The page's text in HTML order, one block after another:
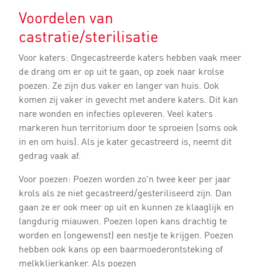
Voordelen van
castratie/sterilisatie
Voor katers: Ongecastreerde katers hebben vaak meer
de drang om er op uit te gaan, op zoek naar krolse
poezen. Ze zijn dus vaker en langer van huis. Ook
komen zij vaker in gevecht met andere katers. Dit kan
nare wonden en infecties opleveren. Veel katers
markeren hun territorium door te sproeien (soms ook
in en om huis). Als je kater gecastreerd is, neemt dit
gedrag vaak af.
Voor poezen: Poezen worden zo'n twee keer per jaar
krols als ze niet gecastreerd/gesteriliseerd zijn. Dan
gaan ze er ook meer op uit en kunnen ze klaaglijk en
langdurig miauwen. Poezen lopen kans drachtig te
worden en (ongewenst) een nestje te krijgen. Poezen
hebben ook kans op een baarmoederontsteking of
melkklierkanker. Als poezen